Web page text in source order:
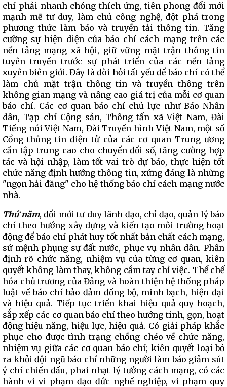
chí phải nhanh chóng thích ứng, tiên phong đổi mới
mạnh mẽ tư duy, làm chủ công nghệ, đột phá trong
phương thức làm báo và truyền tải thông tin. Tăng
cường sự hiện diện của báo chí cách mạng trên các
nền tảng mạng xã hội, giữ vững mặt trận thông tin
tuyên truyền trước sự phát triển của các nền tảng
xuyên biên giới. Đây là đòi hỏi tất yếu để báo chí có thể
làm chủ mặt trận thông tin và truyền thông trên
không gian mạng và nâng cao giá trị của mỗi cơ quan
báo chí. Các cơ quan báo chí chủ lực như Báo Nhân
dân, Tạp chí Cộng sản, Thông tấn xã Việt Nam, Đài
Tiếng nói Việt Nam, Đài Truyền hình Việt Nam, một số
Cổng thông tin điện tử của các cơ quan Trung ương
cần tập trung cao cho chuyển đổi số, tăng cường hợp
tác và hội nhập, làm tốt vai trò dự báo, thực hiện tốt
chức năng định hướng thông tin, xứng đáng là những
"ngọn hải đăng" cho hệ thống báo chí cách mạng nước
nhà.
Thứ năm, đổi mới tư duy lãnh đạo, chỉ đạo, quản lý báo
chí theo hướng xây dựng và kiến tạo môi trường hoạt
động để báo chí phát huy tốt nhất bản chất cách mạng,
sứ mệnh phụng sự đất nước, phục vụ nhân dân. Phân
định rõ chức năng, nhiệm vụ của từng cơ quan, kiên
quyết không làm thay, không cầm tay chỉ việc. Thể chế
hóa chủ trương của Đảng và hoàn thiện hệ thống pháp
luật về báo chí bảo đảm đồng bộ, minh bạch, hiện đại
và hiệu quả. Tiếp tục triển khai hiệu quả quy hoạch,
sắp xếp các cơ quan báo chí theo hướng tinh, gọn, hoạt
động hiệu năng, hiệu lực, hiệu quả. Có giải pháp khắc
phục cho được tình trạng chồng chéo về chức năng,
nhiệm vụ giữa các cơ quan báo chí; kiên quyết loại bỏ
ra khỏi đội ngũ báo chí những người làm báo giảm sút
ý chí chiến đấu, phai nhạt lý tưởng cách mạng, có các
hành vi vi phạm đạo đức nghề nghiệp, vi phạm quy